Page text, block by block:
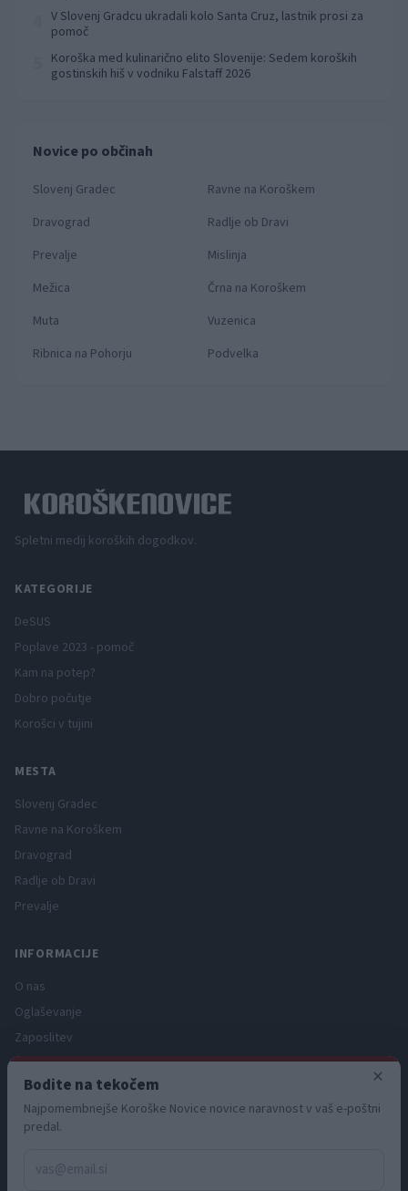
V Slovenj Gradcu ukradali kolo Santa Cruz, lastnik prosi za
pomoč
Koroška med kulinarično elito Slovenije: Sedem koroških
gostinskih hiš v vodniku Falstaff 2026
Novice po občinah
Slovenj Gradec
Ravne na Koroškem
Dravograd
Radlje ob Dravi
Prevalje
Mislinja
Mežica
Črna na Koroškem
Muta
Vuzenica
Ribnica na Pohorju
Podvelka
Spletni medij koroških dogodkov.
KATEGORIJE
DeSUS
Poplave 2023 - pomoč
Kam na potep?
Dobro počutje
Korošci v tujini
MESTA
Slovenj Gradec
Ravne na Koroškem
Dravograd
Radlje ob Dravi
Prevalje
INFORMACIJE
O nas
Oglaševanje
Zaposlitev
Pravno obvestilo
Zasebnost in piškotki
Storitve
Pogoji uporabe
×
Bodite na tekočem
Najpomembnejše Koroške Novice novice naravnost v vaš e-poštni
predal.